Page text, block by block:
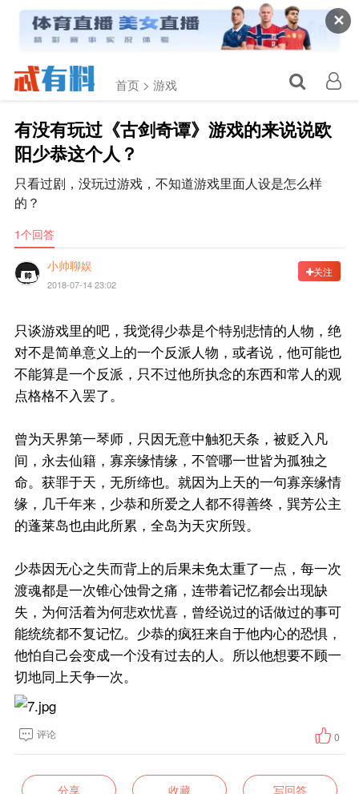
✕
首页 > 游戏
有没有玩过《古剑奇谭》游戏的来说说欧
阳少恭这个人？
只看过剧，没玩过游戏，不知道游戏里面人设是怎么样
的？
1个回答
小帅聊娱
2018-07-14 23:02
关注
只谈游戏里的吧，我觉得少恭是个特别悲情的人物，绝
对不是简单意义上的一个反派人物，或者说，他可能也
不能算是一个反派，只不过他所执念的东西和常人的观
点格格不入罢了。
曾为天界第一琴师，只因无意中触犯天条，被贬入凡
间，永去仙籍，寡亲缘情缘，不管哪一世皆为孤独之
命。获罪于天，无所缔也。就因为上天的一句寡亲缘情
缘，几千年来，少恭和所爱之人都不得善终，巽芳公主
的蓬莱岛也由此所累，全岛为天灾所毁。
少恭因无心之失而背上的后果未免太重了一点，每一次
渡魂都是一次锥心蚀骨之痛，连带着记忆都会出现缺
失，为何活着为何悲欢忧喜，曾经说过的话做过的事可
能统统都不复记忆。少恭的疯狂来自于他内心的恐惧，
他怕自己会变成一个没有过去的人。所以他想要不顾一
切地同上天争一次。
评论 0
分享 收藏 写回答